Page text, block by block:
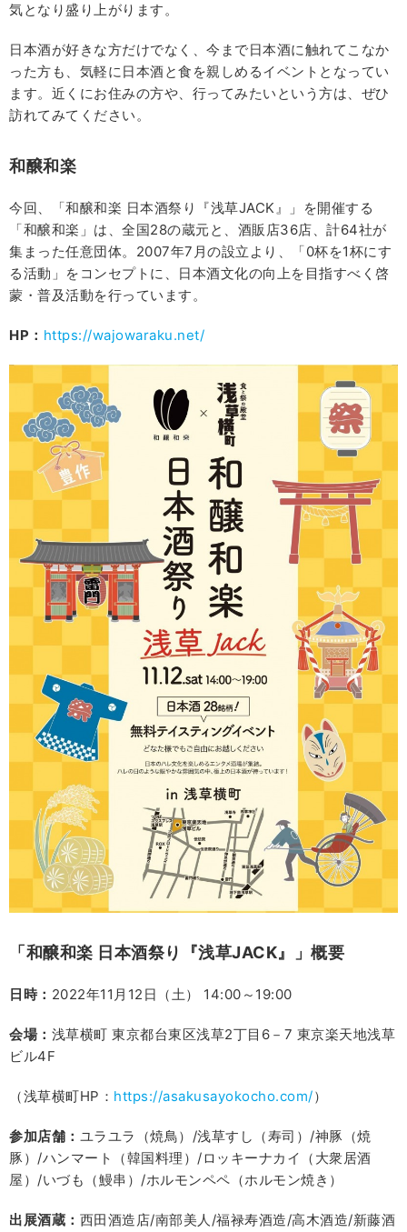
気となり盛り上がります。
日本酒が好きな方だけでなく、今まで日本酒に触れてこなか
った方も、気軽に日本酒と食を親しめるイベントとなってい
ます。近くにお住みの方や、行ってみたいという方は、ぜひ
訪れてみてください。
和醸和楽
今回、「和醸和楽 日本酒祭り『浅草JACK』」を開催する
「和醸和楽」は、全国28の蔵元と、酒販店36店、計64社が
集まった任意団体。2007年7月の設立より、「0杯を1杯にす
る活動」をコンセプトに、日本酒文化の向上を目指すべく啓
蒙・普及活動を行っています。
HP ： https://wajowaraku.net/
「和醸和楽 日本酒祭り『浅草JACK』」概要
日時： 2022年11月12日（土） 14:00～19:00
会場： 浅草横町 東京都台東区浅草2丁目6－7 東京楽天地浅草
ビル4F
（浅草横町HP： https://asakusayokocho.com/）
参加店舗： ユラユラ（焼鳥）/浅草すし（寿司）/神豚（焼
豚）/ハンマート（韓国料理）/ロッキーナカイ（大衆居酒
屋）/いづも（鰻串）/ホルモンペペ（ホルモン焼き）
出展酒蔵： 西田酒造店/南部美人/福禄寿酒造/高木酒造/新藤酒